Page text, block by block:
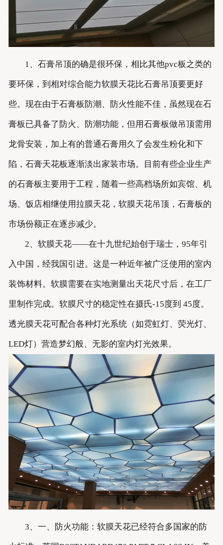
1、石膏吊顶的确是很环保，相比其他pvc板之类的
要环保，到相对综合能力软膜天花比石膏吊顶要更好
些。现在由于石膏板防潮、防火性能不佳，虽然现在石
膏板已具备了防火、防潮功能，但用石膏板做吊顶需用
龙骨安装，加上有的普通石膏用久了会发生粉化和下
陷，石膏天花板逐渐淡出家装市场。目前有些企业生产
的石膏板主要用于工程，随着一些高档场所如宾馆、机
场、饭店相继使用拉膜天花，软膜天花吊顶，石膏板的
市场份额正在逐步减少。
2、软膜天花——在十九世纪始创于瑞士，95年引
入中国，经我国引进。这是一种近年被广泛使用的室内
装饰材料。软膜需要在实地测量出天花尺寸后，在工厂
里制作完成。软膜尺寸的稳定性在摄氏-15度到 45度。
透光膜天花可配合各种灯光系统（如霓虹灯、荧光灯、
LED灯）营造梦幻般、无影的室内灯光效果。
3、一、防火功能：软膜天花已经符合多国家的防